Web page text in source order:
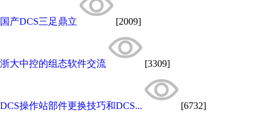
国产DCS三足鼎立 [2009]
浙大中控的组态软件交流 [3309]
DCS操作站部件更换技巧和DCS... [6732]